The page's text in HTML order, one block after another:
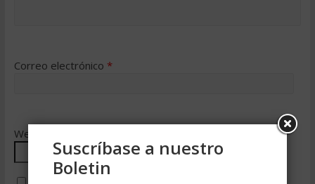
Correo electrónico *
Web
Suscríbase a nuestro
Boletin